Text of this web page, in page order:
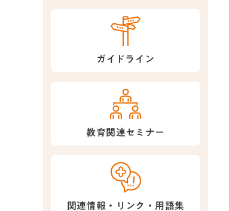
ガイドライン
教育関連セミナー
関連情報・リンク・用語集